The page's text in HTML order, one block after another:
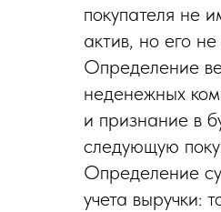
покупателя не
актив, но его
Определение
неденежных
и признание в
следующую
Определение
учета выручки: